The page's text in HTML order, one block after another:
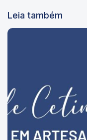
Leia também